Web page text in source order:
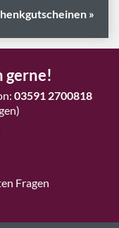
»
gerne!
03591 2700818
Fragen